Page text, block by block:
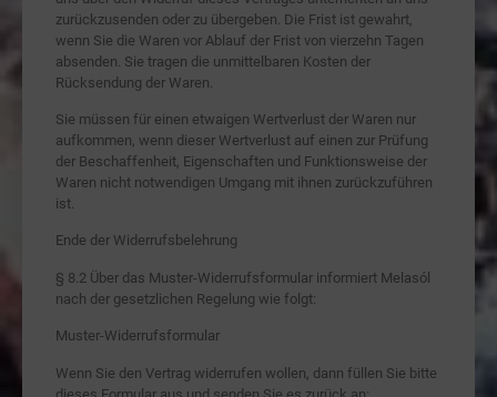
zurückzusenden oder zu übergeben. Die Frist ist gewahrt,
wenn Sie die Waren vor Ablauf der Frist von vierzehn Tagen
absenden. Sie tragen die unmittelbaren Kosten der
Rücksendung der Waren.
Sie müssen für einen etwaigen Wertverlust der Waren nur
aufkommen, wenn dieser Wertverlust auf einen zur Prüfung
der Beschaffenheit, Eigenschaften und Funktionsweise der
Waren nicht notwendigen Umgang mit ihnen zurückzuführen
ist.
Ende der Widerrufsbelehrung
§ 8.2 Über das Muster-Widerrufsformular informiert Melasól
nach der gesetzlichen Regelung wie folgt:
Muster-Widerrufsformular
Wenn Sie den Vertrag widerrufen wollen, dann füllen Sie bitte